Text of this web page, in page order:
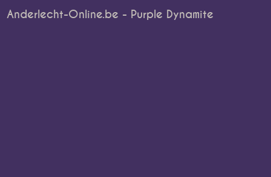
Anderlecht-Online.be - Purple Dynamite